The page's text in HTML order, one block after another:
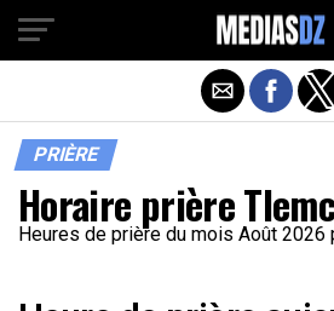
PRIÈRE
Horaire prière
Heures de prière du mois Août 2026